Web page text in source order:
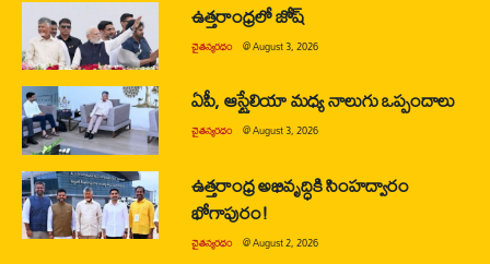
ఉత్తరాంధ్రలో జోష్
చైతన్యరధం @August 3, 2026
ఏపీ, ఆస్ట్రేలియా మధ్య నాలుగు ఒప్పందాలు
చైతన్యరధం @August 3, 2026
ఉత్తరాంధ్ర అభివృద్ధికి సింహద్వారం
భోగాపురం!
చైతన్యరధం @August 2, 2026